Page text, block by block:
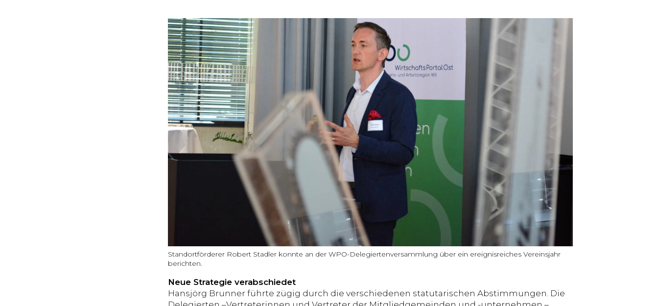
Standortförderer Robert Stadler konnte an der WPO-Delegiertenversammlung über ein ereignisreiches Vereinsjahr
berichten.
Neue Strategie verabschiedet
Hansjörg Brunner führte zügig durch die verschiedenen statutarischen Abstimmungen. Die